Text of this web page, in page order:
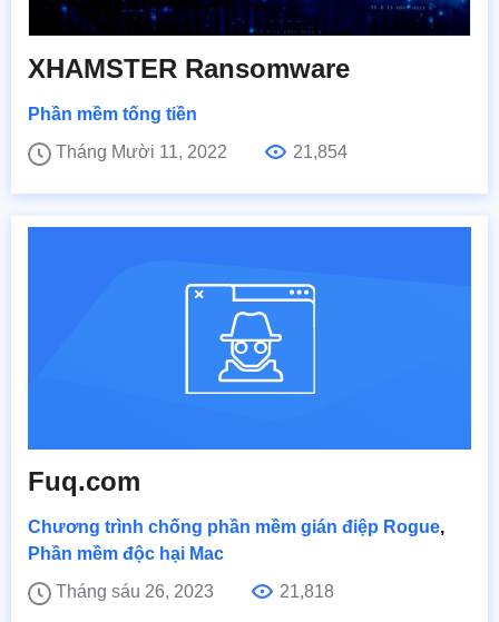
XHAMSTER Ransomware
Phần mềm tống tiền
Tháng Mười 11, 2022
21,854
Fuq.com
Chương trình chống phần mềm gián điệp Rogue,
Phần mềm độc hại Mac
Tháng sáu 26, 2023
21,818